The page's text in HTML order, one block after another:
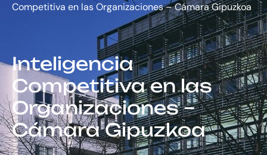
Competitiva en las Organizaciones – Cámara Gipuzkoa
Inteligencia
Competitiva en las
Organizaciones –
Cámara Gipuzkoa